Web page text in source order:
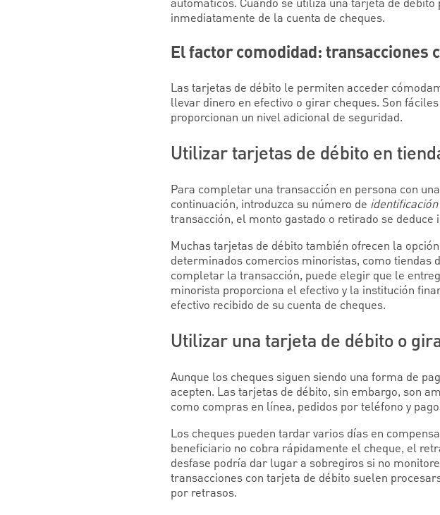
automáticos. Cuando se utiliza una tarjeta de
inmediatamente de la cuenta de cheques.
El factor comodidad: transacciones
Las tarjetas de débito le permiten acceder
llevar dinero en efectivo o girar cheques. Son
proporcionan un nivel adicional de seguridad.
Utilizar tarjetas de débito en
Para completar una transacción en persona con
continuación, introduzca su número de
transacción, el monto gastado o retirado se
Muchas tarjetas de débito también ofrecen la
determinados comercios minoristas, como tiendas
completar la transacción, puede elegir que le
minorista proporciona el efectivo y la institución
efectivo recibido de su cuenta de cheques.
Utilizar una tarjeta de débito o
Aunque los cheques siguen siendo una forma de
acepten. Las tarjetas de débito, sin embargo, son
como compras en línea, pedidos por teléfono y
Los cheques pueden tardar varios días en
beneficiario no cobra rápidamente el cheque, el
desfase podría dar lugar a sobregiros si no
transacciones con tarjeta de débito suelen
por retrasos.